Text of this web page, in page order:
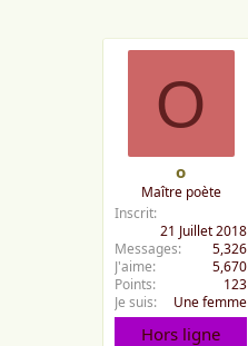
O
o
Maître poète
Inscrit
21 Juillet 2018
Messages
5,326
J'aime
5,670
Points
123
Je suis
Une femme
Hors ligne